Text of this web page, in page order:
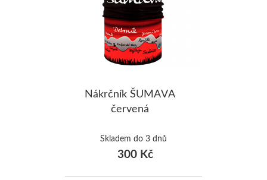
Nákrčník ŠUMAVA
červená
Skladem do 3 dnů
300 Kč